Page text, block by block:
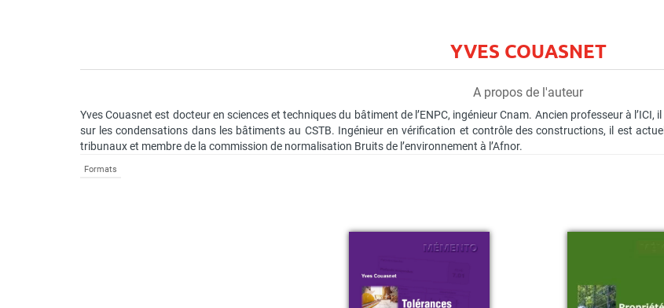
YVES COUASNET
A propos de l'auteur
Yves Couasnet est docteur en sciences et techniques du bâtiment de l’ENPC, ingénieur Cnam. Ancien professeur à
sur les condensations dans les bâtiments au CSTB. Ingénieur en vérification et contrôle des constructions, il est
tribunaux et membre de la commission de normalisation Bruits de l’environnement à l’Afnor.
Formats